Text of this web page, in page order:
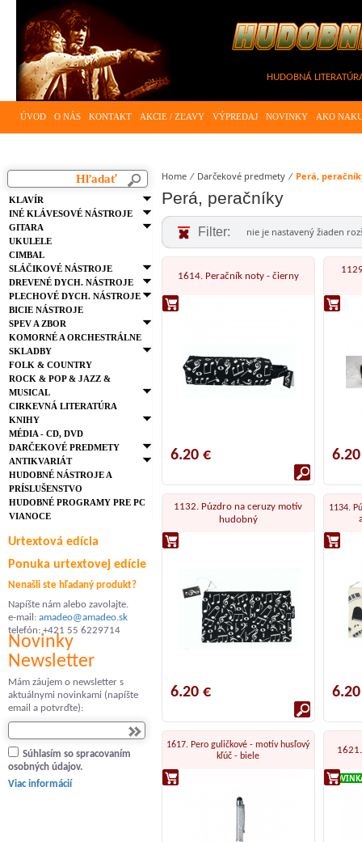
HUDOBNÁ
ÚVOD O NÁS KONTAKT AKCIE / ZĽAVY VÝPREDAJ NOVINKY AKO
KLAVÍR
INÉ KLÁVESOVÉ NÁSTROJE
GITARA
UKULELE
CIMBAL
SLÁČIKOVÉ NÁSTROJE
DREVENÉ DYCH. NÁSTROJE
PLECHOVÉ DYCH. NÁSTROJE
BICIE NÁSTROJE
SPEV A ZBOR
KOMORNÉ A ORCHESTRÁLNE
SKLADBY
FOLK & COUNTRY
ROCK & POP & JAZZ &
MUSICAL
CIRKEVNÁ LITERATÚRA
KNIHY
MÉDIA - CD, DVD
DARČEKOVÉ PREDMETY
ANTIKVARIÁT
HUDOBNÉ NÁSTROJE A
PRÍSLUŠENSTVO
HUDOBNÉ PROGRAMY PRE PC
VIANOCE
Urtextová edícia
Ponuka urtextovej edície
Nenašli ste hľadaný produkt?
Napíšte nám alebo zavolajte.
e-mail: amadeo@amadeo.sk
telefón: +421 55 6229714
Novinky
Newsletter
Mám záujem o newsletter s
aktuálnymi novinkami (napíšte
email a potvrďte):
Súhlasím so spracovaním
osobných údajov.
Viac informácií
Home ⁄ Darčekové predmety ⁄ Perá,
Perá, peračníky
Filter: nie je nastavený žiaden
1614. Peračník noty - čierny
6.20 €
1132. Púzdro na ceruzy motív
hudobný
6.20 €
1134.
1617. Pero guličkové - motív husľový
kľúč - biele